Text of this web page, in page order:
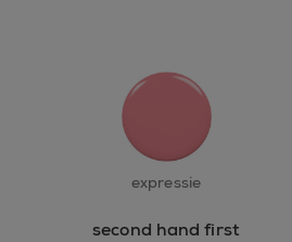
expressie
second hand first